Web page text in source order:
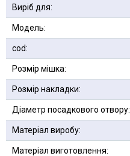
Виріб для:
Модель:
сod:
Розмір мішка:
Розмір накладки:
Діаметр посадкового отвору:
Матеріал виробу:
Матеріал виготовлення: